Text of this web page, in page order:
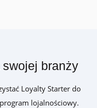
branży
Loyalty Starter do
lojalnościowy.